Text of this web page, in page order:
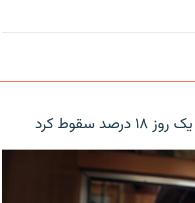
سقوط کرد